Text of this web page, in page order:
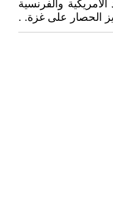
والفرنسية
الحصار على غزة. .